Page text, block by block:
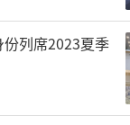
列席2023夏季